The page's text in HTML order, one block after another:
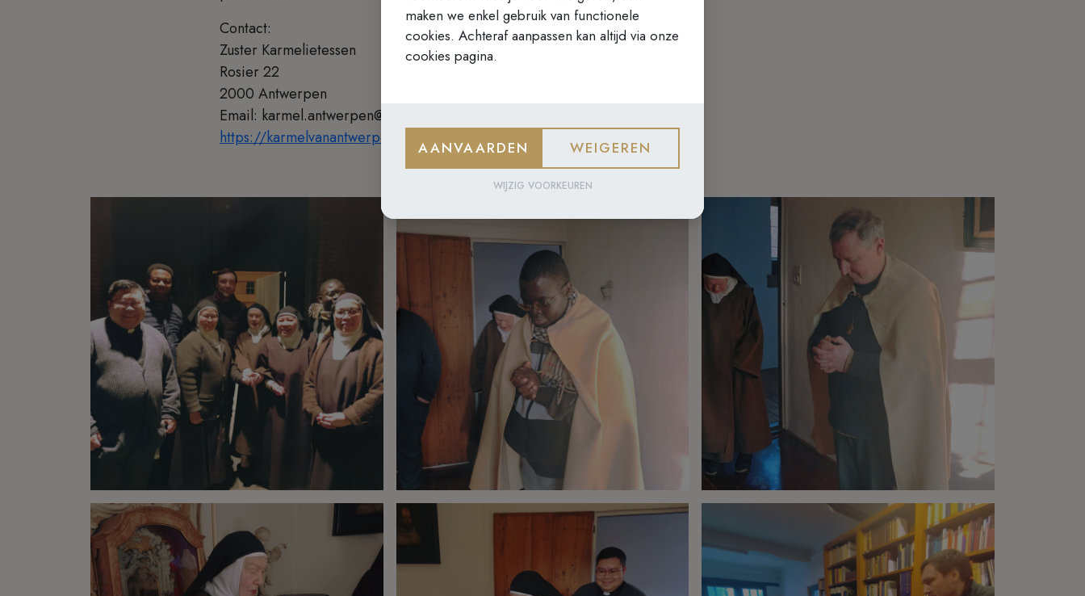
Contact:
Zuster Karmelietessen
Rosier 22
2000 Antwerpen
Email: karmel.antwerpen@telenet.be
https://karmelvanantwerpen.ocdnuns.com
maken we enkel gebruik van functionele
cookies. Achteraf aanpassen kan altijd via onze
cookies pagina.
AANVAARDEN WEIGEREN
WIJZIG VOORKEUREN